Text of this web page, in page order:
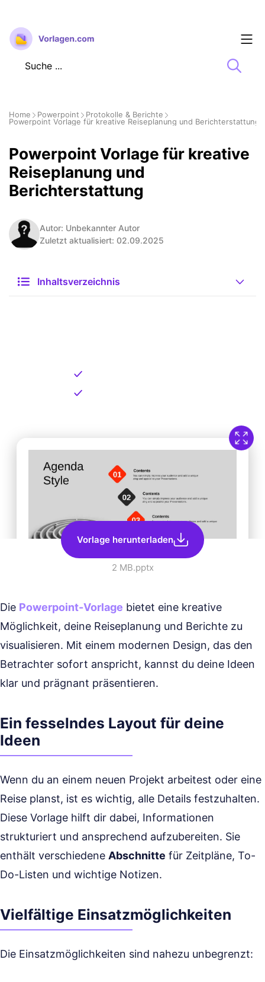
Zum
Inhalt
springen
Home Powerpoint
Protokolle & Berichte
Powerpoint Vorlage für kreative Reiseplanung und Berichterstattung
Powerpoint Vorlage für kreative
Reiseplanung und
Berichterstattung
Autor: Unbekannter Autor
Zuletzt aktualisiert: 02.09.2025
Inhaltsverzeichnis
Vorlage herunterladen
2 MB.pptx
Die Powerpoint-Vorlage bietet eine kreative
Möglichkeit, deine Reiseplanung und Berichte zu
visualisieren. Mit einem modernen Design, das den
Betrachter sofort anspricht, kannst du deine Ideen
klar und prägnant präsentieren.
Ein fesselndes Layout für deine
Ideen
Wenn du an einem neuen Projekt arbeitest oder eine
Reise planst, ist es wichtig, alle Details festzuhalten.
Diese Vorlage hilft dir dabei, Informationen
strukturiert und ansprechend aufzubereiten. Sie
enthält verschiedene Abschnitte für Zeitpläne, To-
Do-Listen und wichtige Notizen.
Vielfältige Einsatzmöglichkeiten
Die Einsatzmöglichkeiten sind nahezu unbegrenzt: